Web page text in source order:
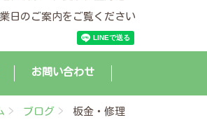
日のご案内をご覧ください
お問い合わせ
ブログ 板金・修理